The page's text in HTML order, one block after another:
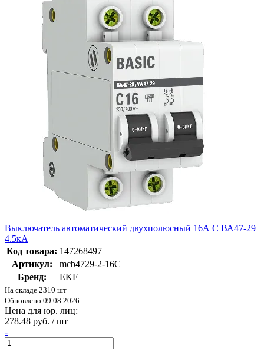
Выключатель автоматический двухполюсный 16А С ВА47-29
4.5кА
Код товара: 147268497
Артикул:
mcb4729-2-16C
Бренд:
EKF
На складе 2310 шт
Обновлено 09.08.2026
Цена для юр. лиц:
278.48 руб. / шт
-